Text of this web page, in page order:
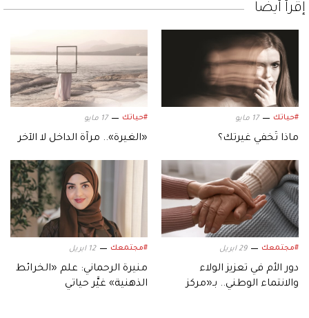
إقرأ أيضاً
#حياتك 17 مايو
ماذا تُخفي غيرتك؟
#حياتك 17 مايو
«الغيرة».. مرآة الداخل لا الآخر
#مجتمعك 29 ابريل
دور الأم في تعزيز الولاء
والانتماء الوطني.. بـ«مركز
#مجتمعك 12 ابريل
منيرة الرحماني: علم «الخرائط
الذهنية» غيَّر حياتي